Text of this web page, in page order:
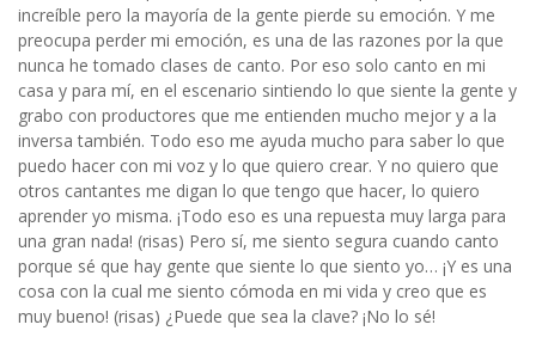
increíble pero la mayoría de la gente pierde su emoción. Y me
preocupa perder mi emoción, es una de las razones por la que
nunca he tomado clases de canto. Por eso solo canto en mi
casa y para mí, en el escenario sintiendo lo que siente la gente y
grabo con productores que me entienden mucho mejor y a la
inversa también. Todo eso me ayuda mucho para saber lo que
puedo hacer con mi voz y lo que quiero crear. Y no quiero que
otros cantantes me digan lo que tengo que hacer, lo quiero
aprender yo misma. ¡Todo eso es una repuesta muy larga para
una gran nada! (risas) Pero sí, me siento segura cuando canto
porque sé que hay gente que siente lo que siento yo… ¡Y es una
cosa con la cual me siento cómoda en mi vida y creo que es
muy bueno! (risas) ¿Puede que sea la clave? ¡No lo sé!